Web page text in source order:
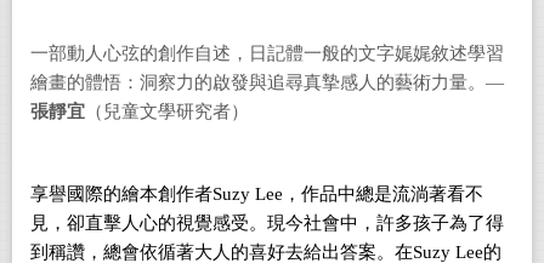
一部動人心弦的創作自述，日記體一般的文字娓娓敘述學習
繪畫的體悟：洞察力的啟發與追尋真摯感人的藝術力量。—
張靜宜 （兒童文學研究者）
享譽國際的繪本創作者Suzy Lee ，作品中總是流淌著看不
見，卻直擊人心的視覺感受。現今社會中，許多孩子為了得
到稱讚，總會依循著大人的喜好去給出答案。在Suzy Lee的